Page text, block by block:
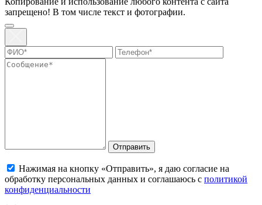
запрещено! В том числе текст и фотографии.
Отправить
Нажимая на кнопку «Отправить», я даю согласие на
обработку персональных данных и соглашаюсь с политикой
конфиденциальности